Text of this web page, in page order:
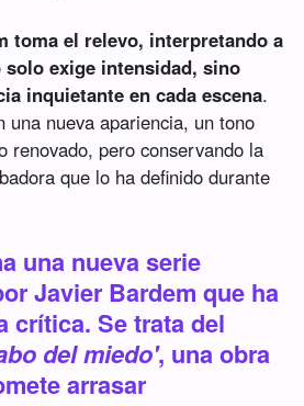
toma el relevo, interpretando a
solo exige intensidad, sino
inquietante en cada escena.
una nueva apariencia, un tono
renovado, pero conservando la
que lo ha definido durante
una nueva serie
Javier Bardem que ha
crítica. Se trata del
del miedo', una obra
arrasar